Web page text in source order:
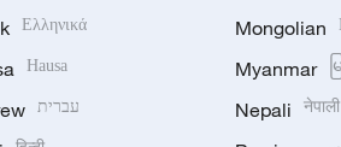
Ελληνικά
Hausa
עברית
Mongolian
Myanmar
Nepali नेपाली